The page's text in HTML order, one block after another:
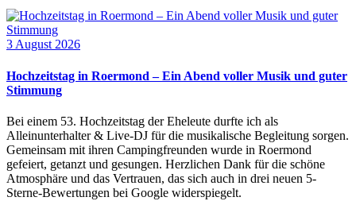
3 August 2026
Hochzeitstag in Roermond – Ein Abend voller Musik und guter
Stimmung
Bei einem 53. Hochzeitstag der Eheleute durfte ich als
Alleinunterhalter & Live-DJ für die musikalische Begleitung sorgen.
Gemeinsam mit ihren Campingfreunden wurde in Roermond
gefeiert, getanzt und gesungen. Herzlichen Dank für die schöne
Atmosphäre und das Vertrauen, das sich auch in drei neuen 5-
Sterne-Bewertungen bei Google widerspiegelt.